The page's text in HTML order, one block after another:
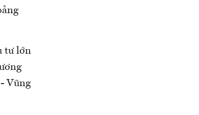
tư lớn
Vũng